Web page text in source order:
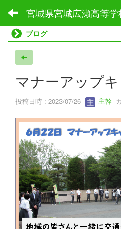
宮城県宮城広瀬高等学
ブログ
マナーアップ
投稿日時 : 2023/07/26 主幹